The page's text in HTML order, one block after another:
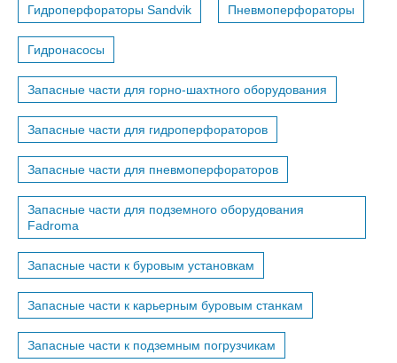
Гидроперфораторы Sandvik Пневмоперфораторы
Гидронасосы
Запасные части для горно-шахтного оборудования
Запасные части для гидроперфораторов
Запасные части для пневмоперфораторов
Запасные части для подземного оборудования
Fadroma
Запасные части к буровым установкам
Запасные части к карьерным буровым станкам
Запасные части к подземным погрузчикам